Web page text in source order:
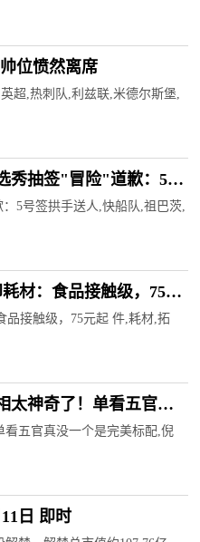
位愤然离席
超,热刺队,利兹联,米德尔斯堡,
秀抽签"冒险"道歉：5号
5号签拱手送人,快船队,祖巴茨,
材：食品接触级，75元
品接触级，75元起 件,耗材,拓
太神奇了！单看五官真
五官真没一个是完美标配,倪
日 即时